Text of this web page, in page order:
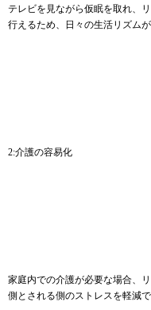
テレビを見ながら仮眠を取れ、
行えるため、日々の生活リズムが
2:介護の容易化
家庭内での介護が必要な場合、
側とされる側のストレスを軽減で